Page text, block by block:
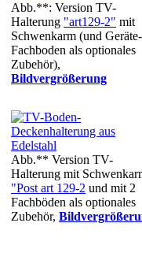
Abb.**: Version TV-
Halterung "art129-2" mit
Schwenkarm (und Geräte-
Fachboden als optionales
Zubehör),
Bildvergrößerung
Abb.** Version TV-
Halterung mit
"Post art 129-2 und mit 2
Fachböden als optionales
Zubehör,